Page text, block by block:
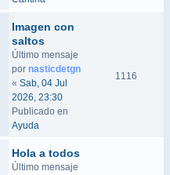
Imagen con
saltos
Último mensaje
por nasticdetgn
« Sab, 04 Jul
2026, 23:30
Publicado en
Ayuda
1116
Hola a todos
Último mensaje